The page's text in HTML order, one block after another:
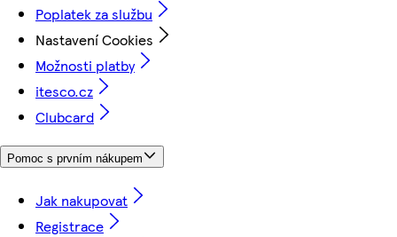
Poplatek za službu
Nastavení Cookies
Možnosti platby
itesco.cz
Clubcard
Pomoc s prvním nákupem
Jak nakupovat
Registrace